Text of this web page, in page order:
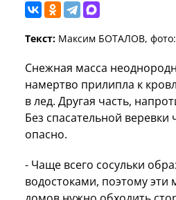
Текст: Максим БОТАЛОВ,
Снежная масса
намертво прилипла к
в лед. Другая часть,
Без спасательной
опасно.
- Чаще всего сосульки
водостоками, поэтому эти